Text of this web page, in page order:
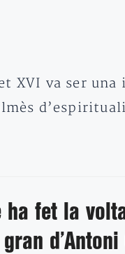
XVI va ser
ha fet la
d’Antoni